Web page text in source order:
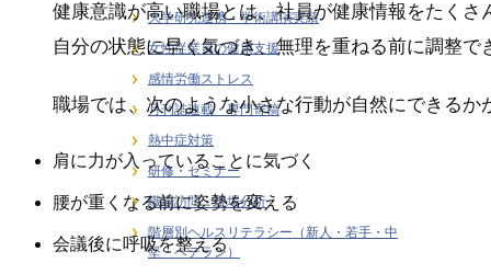
健康意識が高い職場とは、社員が健康情報をたく
自分の状態に早く気づき、無理を重ねる前に調整で
職場では、次のような小さな行動が自然にできるか
肩に力が入っていることに気づく
腰が重くなる前に姿勢を変える
会議後に呼吸を整える
大学研究連携・学術講演実績
女性従業員の健康支援
感情労働ストレス
月刊誌連載・専門寄稿
熱中症対策
研修・セミナー
職場訪問・現場分析
階層別ヘルスリテラシー（新人・若手・中
堅・ベテラン）